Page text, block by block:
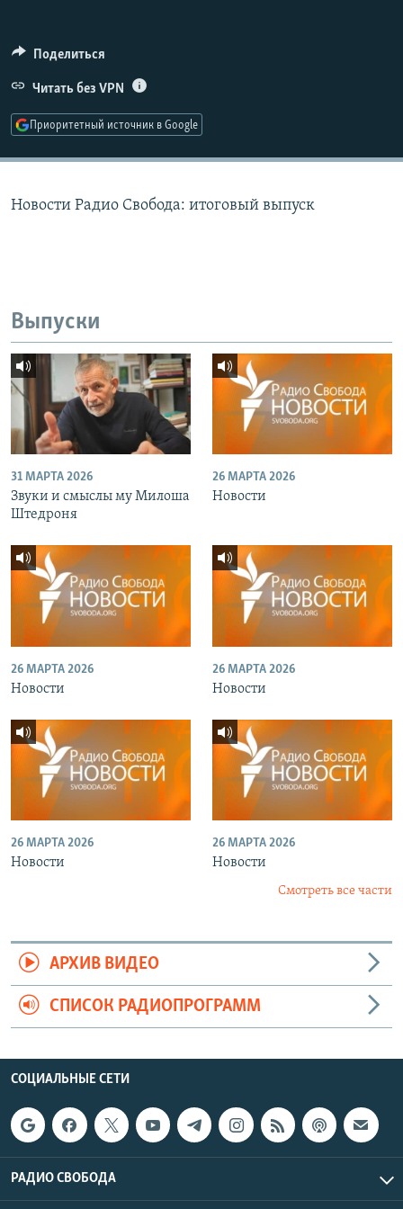
ПОДПИШИТЕСЬ НА РАССЫЛКУ
СОЦИАЛЬНЫЕ СЕТИ
Поделиться
Читать без VPN
Приоритетный источник в Google
Новости Радио Свобода: итоговый выпуск
Выпуски
31 МАРТА 2026
Звуки и смыслы му Милоша
Штедроня
26 МАРТА 2026
Новости
26 МАРТА 2026
Новости
26 МАРТА 2026
Новости
26 МАРТА 2026
Новости
26 МАРТА 2026
Новости
Смотреть все части
АРХИВ ВИДЕО
СПИСОК РАДИОПРОГРАММ
СОЦИАЛЬНЫЕ СЕТИ
РАДИО СВОБОДА